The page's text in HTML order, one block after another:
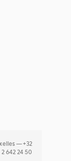
— +32
2 642 24 50